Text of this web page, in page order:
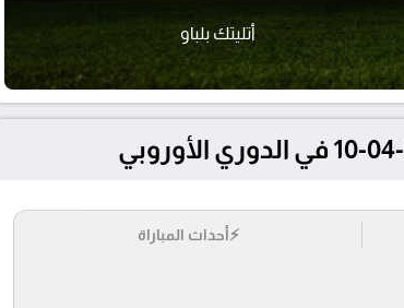
أتليتك بلباو
⚡أحداث المباراة